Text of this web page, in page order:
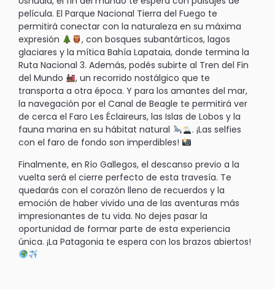
película. El Parque Nacional Tierra del Fuego te
permitirá conectar con la naturaleza en su máxima
expresión
, con bosques subantárticos, lagos
glaciares y la mítica Bahía Lapataia, donde termina la
Ruta Nacional 3. Además, podés subirte al Tren del Fin
del Mundo
, un recorrido nostálgico que te
transporta a otra época. Y para los amantes del mar,
la navegación por el Canal de Beagle te permitirá ver
de cerca el Faro Les Éclaireurs, las Islas de Lobos y la
fauna marina en su hábitat natural
. ¡Las selfies
con el faro de fondo son imperdibles!
Finalmente, en Río Gallegos, el descanso previo a la
vuelta será el cierre perfecto de esta travesía. Te
quedarás con el corazón lleno de recuerdos y la
emoción de haber vivido una de las aventuras más
impresionantes de tu vida. No dejes pasar la
oportunidad de formar parte de esta experiencia
única. ¡La Patagonia te espera con los brazos abiertos!